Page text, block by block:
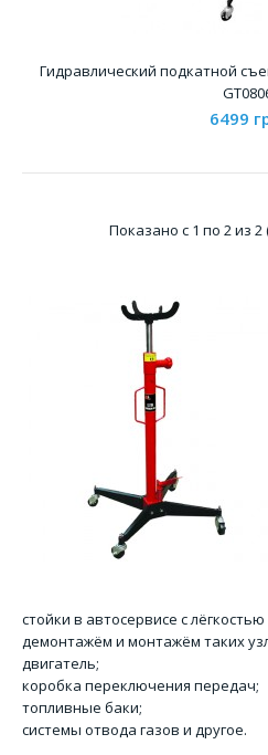
Intertool
Гидравлический подкатной
GT0806 используется для
Гидравлический подкатной
6499
Показано с 1 по 2 из 2
стойки в автосервисе с
демонтажём и монтажём таких
двигатель;
коробка переключения передач;
топливные баки;
системы отвода газов и другое.